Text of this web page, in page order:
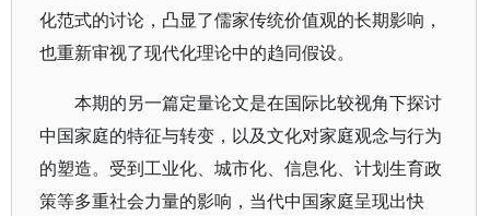
化范式的讨论，凸显了儒家传统价值观的长期影响，
也重新审视了现代化理论中的趋同假设。
本期的另一篇定量论文是在国际比较视角下探讨
中国家庭的特征与转变，以及文化对家庭观念与行为
的塑造。受到工业化、城市化、信息化、计划生育政
策等多重社会力量的影响，当代中国家庭呈现出快